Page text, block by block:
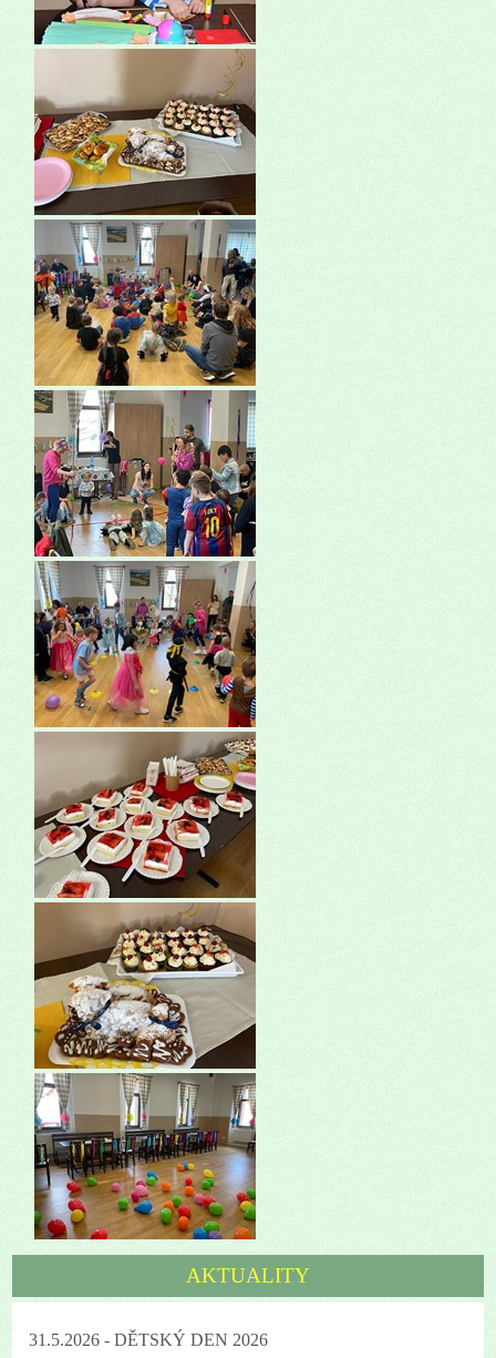
AKTUALITY
31.5.2026 - DĚTSKÝ DEN 2026